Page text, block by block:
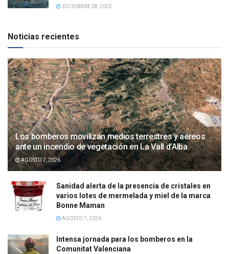
DICIEMBRE 28, 2025
Noticias recientes
Los bomberos movilizan medios terrestres y aéreos
ante un incendio de vegetación en La Vall d’Alba
AGOSTO 7, 2026
Sanidad alerta de la presencia de cristales en
varios lotes de mermelada y miel de la marca
Bonne Maman
AGOSTO 7, 2026
Intensa jornada para los bomberos en la
Comunitat Valenciana